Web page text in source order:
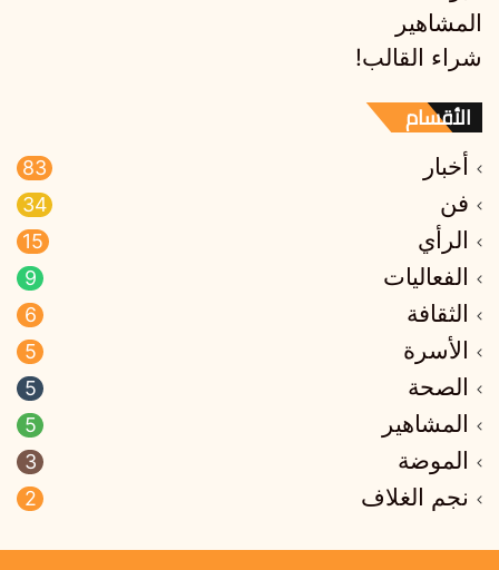
المشاهير
شراء القالب!
الأقسام
أخبار 83
فن 34
الرأي 15
الفعاليات 9
الثقافة 6
الأسرة 5
الصحة 5
المشاهير 5
الموضة 3
نجم الغلاف 2